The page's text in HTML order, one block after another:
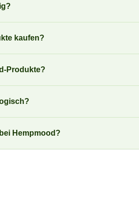
kaufen?
Produkte?
Hempmood?